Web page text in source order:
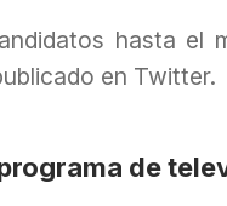
hasta el
en Twitter.
de